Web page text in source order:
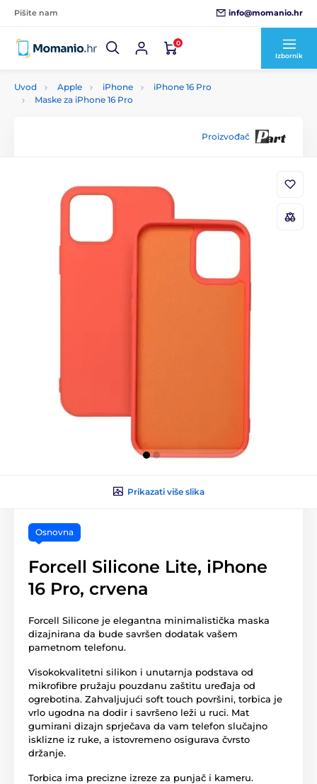
Pišite nam info@momanio.hr
0
Izbornik
Uvod Apple iPhone
iPhone 16 Pro
Maske za iPhone 16 Pro
Proizvođač
Prikazati više slika
Osnovna
Forcell Silicone Lite, iPhone
16 Pro, crvena
Forcell Silicone je elegantna minimalistička maska
dizajnirana da bude savršen dodatak vašem
pametnom telefonu.
Visokokvalitetni silikon i unutarnja podstava od
mikrofibre pružaju pouzdanu zaštitu uređaja od
ogrebotina. Zahvaljujući soft touch površini, torbica je
vrlo ugodna na dodir i savršeno leži u ruci. Mat
gumirani dizajn sprječava da vam telefon slučajno
isklizne iz ruke, a istovremeno osigurava čvrsto
držanje.
Torbica ima precizne izreze za punjač i kameru.